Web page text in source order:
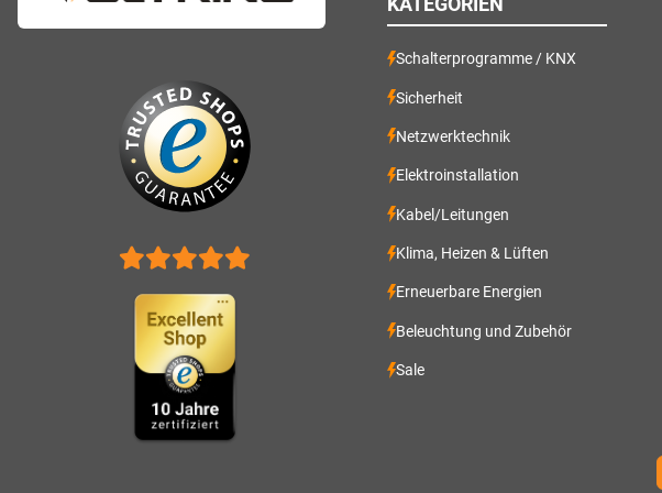
Schalterprogramme / KNX
Sicherheit
Netzwerktechnik
Elektroinstallation
Kabel/Leitungen
Klima, Heizen & Lüften
Erneuerbare Energien
Beleuchtung und Zubehör
Sale